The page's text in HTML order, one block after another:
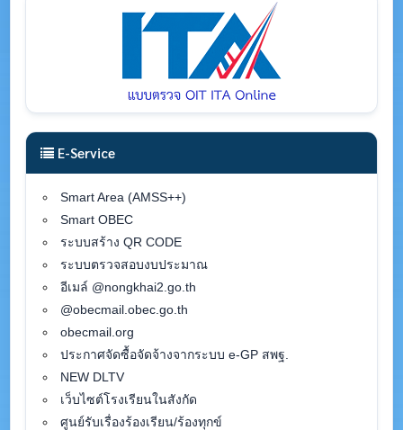
E-Service
Smart Area (AMSS++)
Smart OBEC
ระบบสร้าง QR CODE
ระบบตรวจสอบงบประมาณ
อีเมล์ @nongkhai2.go.th
@obecmail.obec.go.th
obecmail.org
ประกาศจัดซื้อจัดจ้างจากระบบ e-GP สพฐ.
NEW DLTV
เว็บไซต์โรงเรียนในสังกัด
ศูนย์รับเรื่องร้องเรียน/ร้องทุกข์